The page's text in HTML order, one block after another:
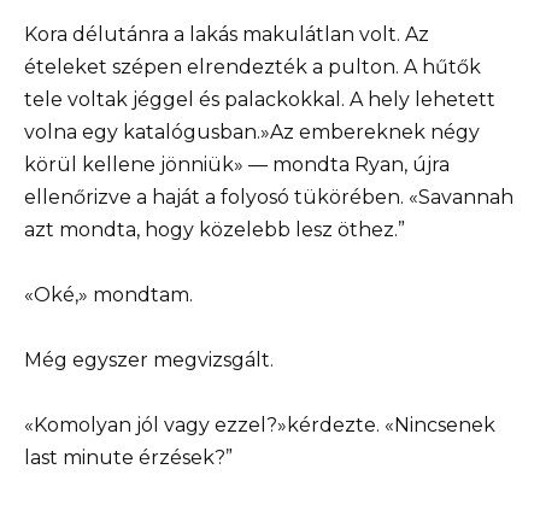
Kora délutánra a lakás makulátlan volt. Az
ételeket szépen elrendezték a pulton. A hűtők
tele voltak jéggel és palackokkal. A hely lehetett
volna egy katalógusban.»Az embereknek négy
körül kellene jönniük» — mondta Ryan, újra
ellenőrizve a haját a folyosó tükörében. «Savannah
azt mondta, hogy közelebb lesz öthez.”
«Oké,» mondtam.
Még egyszer megvizsgált.
«Komolyan jól vagy ezzel?»kérdezte. «Nincsenek
last minute érzések?”